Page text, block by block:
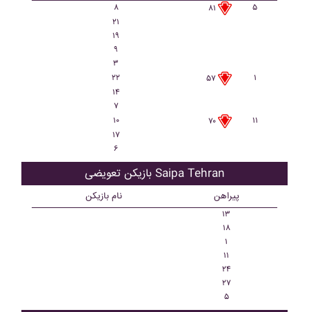
۸ ۸۱
۵
۲۱
۱۹
۹
۳
۲۲
۵۷
۱
۱۴
۷
۱۰
۷۰
۱۱
۱۷
۶
بازیکن تعویضی Saipa Tehran
نام بازیکن پیراهن
۱۳
۱۸
۱
۱۱
۲۴
۲۷
۵